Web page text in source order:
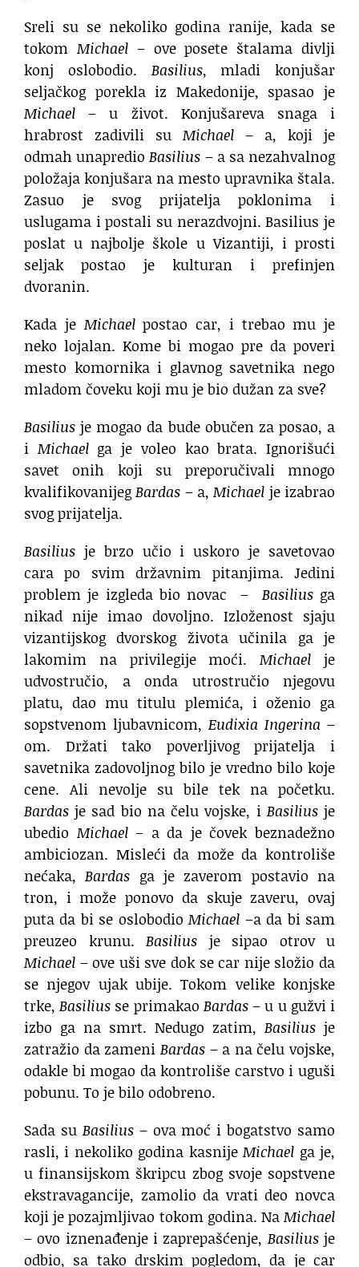
Sreli su se nekoliko godina ranije, kada se
tokom Michael– ove posete štalama divlji
konj oslobodio. Basilius, mladi konjušar
seljačkog porekla iz Makedonije, spasao je
Michael – u život. Konjušareva snaga i
hrabrost zadivili su Michael – a, koji je
odmah unapredioBasilius – a sa nezahvalnog
položaja konjušara na mesto upravnika štala.
Zasuo je svog prijatelja poklonima i
uslugama i postali su nerazdvojni. Basilius je
poslat u najbolje škole u Vizantiji, i prosti
seljak postao je kulturan i prefinjen
dvoranin.
Kada je Michaelpostao car, i trebao mu je
neko lojalan. Kome bi mogao pre da poveri
mesto komornika i glavnog savetnika nego
mladom čoveku koji mu je bio dužan za sve?
Basilius je mogao da bude obučen za posao, a
i Michaelga je voleo kao brata. Ignorišući
savet onih koji su preporučivali mnogo
kvalifikovanijegBardas – a,Michael je izabrao
svog prijatelja.
Basilius je brzo učio i uskoro je savetovao
cara po svim državnim pitanjima. Jedini
problem je izgleda bio novac – Basiliusga
nikad nije imao dovoljno. Izloženost sjaju
vizantijskog dvorskog života učinila ga je
lakomim na privilegije moći.Michael je
udvostručio, a onda utrostručio njegovu
platu, dao mu titulu plemića, i oženio ga
sopstvenom ljubavnicom, Eudixia Ingerina –
om. Držati tako poverljivog prijatelja i
savetnika zadovoljnog bilo je vredno bilo koje
cene. Ali nevolje su bile tek na početku.
Bardas je sad bio na čelu vojske, i Basiliusje
ubedio Michael– a da je čovek beznadežno
ambiciozan. Misleći da može da kontroliše
nećaka,Bardas ga je zaverom postavio na
tron, i može ponovo da skuje zaveru, ovaj
puta da bi se oslobodioMichael –a da bi sam
preuzeo krunu. Basilius je sipao otrov u
Michael – ove uši sve dok se car nije složio da
se njegov ujak ubije. Tokom velike konjske
trke,Basilius se primakao Bardas– u u gužvi i
izbo ga na smrt. Nedugo zatim, Basilius je
zatražio da zameni Bardas– a na čelu vojske,
odakle bi mogao da kontroliše carstvo i uguši
pobunu. To je bilo odobreno.
Sada su Basilius– ova moć i bogatstvo samo
rasli, i nekoliko godina kasnijeMichael ga je,
u finansijskom škripcu zbog svoje sopstvene
ekstravagancije, zamolio da vrati deo novca
koji je pozajmljivao tokom godina. NaMichael
– ovo iznenađenje i zaprepašćenje, Basiliusje
odbio, sa tako drskim pogledom, da je car